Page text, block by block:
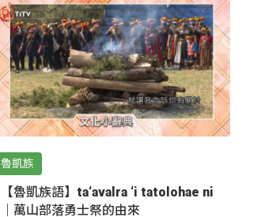
魯凱族
【魯凱族語】ta‘avalra ‘i tatolohae ni
｜萬山部落勇士祭的由來